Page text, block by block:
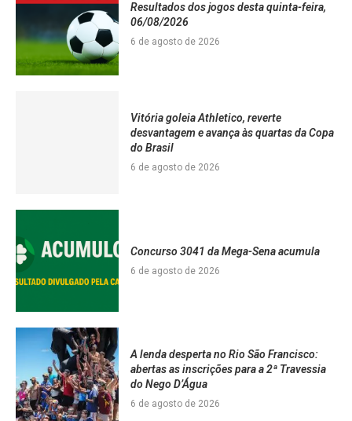
Resultados dos jogos desta quinta-feira,
06/08/2026
6 de agosto de 2026
Vitória goleia Athletico, reverte
desvantagem e avança às quartas da Copa
do Brasil
6 de agosto de 2026
Concurso 3041 da Mega-Sena acumula
6 de agosto de 2026
A lenda desperta no Rio São Francisco:
abertas as inscrições para a 2ª Travessia
do Nego D’Água
6 de agosto de 2026